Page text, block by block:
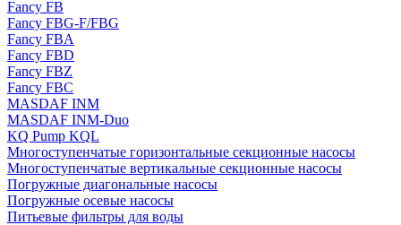
Fancy FB
Fancy FBG-F/FBG
Fancy FBA
Fancy FBD
Fancy FBZ
Fancy FBC
MASDAF INM
MASDAF INM-Duo
KQ Pump KQL
Многоступенчатые горизонтальные секционные насосы
Многоступенчатые вертикальные секционные насосы
Погружные диагональные насосы
Погружные осевые насосы
Питьевые фильтры для воды